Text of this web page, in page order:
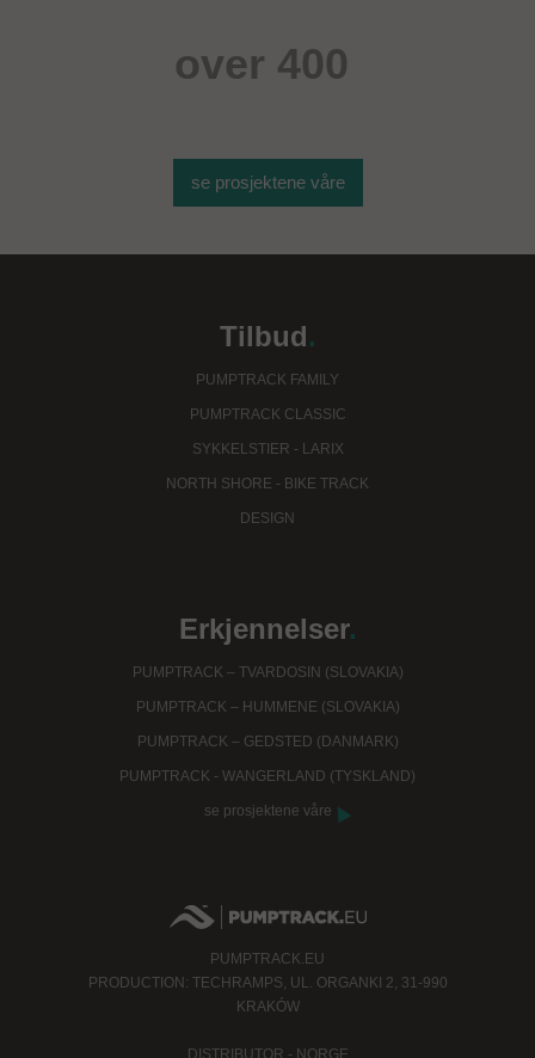
over 400
se prosjektene våre
Tilbud.
PUMPTRACK FAMILY
PUMPTRACK CLASSIC
SYKKELSTIER - LARIX
NORTH SHORE - BIKE TRACK
DESIGN
Erkjennelser.
PUMPTRACK – TVARDOSIN (SLOVAKIA)
PUMPTRACK – HUMMENE (SLOVAKIA)
PUMPTRACK – GEDSTED (DANMARK)
PUMPTRACK - WANGERLAND (TYSKLAND)
se prosjektene våre
PUMPTRACK.EU
PRODUCTION: TECHRAMPS, UL. ORGANKI 2, 31-990
KRAKÓW
DISTRIBUTOR - NORGE